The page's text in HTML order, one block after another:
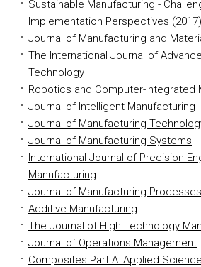
Sustainable Manufacturing -
Implementation Perspectives (2017)
Journal of Manufacturing and
The International Journal of
Technology
Robotics and Computer-Integrated
Journal of Intelligent Manufacturing
Journal of Manufacturing
Journal of Manufacturing Systems
International Journal of Precision
Manufacturing
Journal of Manufacturing Processes
Additive Manufacturing
The Journal of High Technology
Journal of Operations Management
Composites Part A: Applied